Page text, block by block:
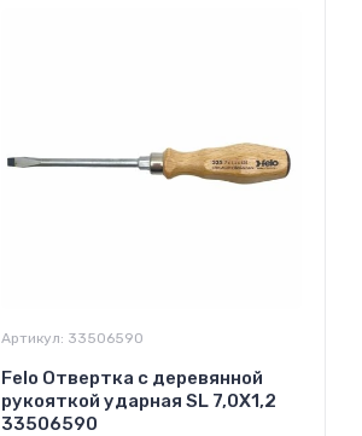
Артикул: 33506590
Felo Отвертка с деревянной
рукояткой ударная SL 7,0Х1,2
33506590